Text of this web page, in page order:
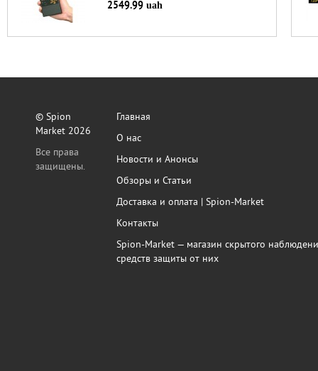
2549.99 uah
© Spion
Market 2026
Все права
защищены.
Главная
О нас
Новости и Анонсы
Обзоры и Статьи
Доставка и оплата | Spion-Market
Контакты
Spion-Market — магазин скрытого
средств защиты от них